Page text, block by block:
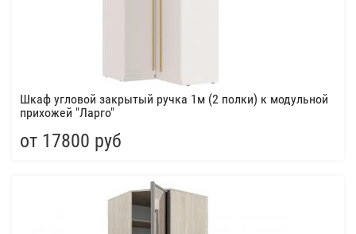
Шкаф угловой закрытый ручка 1м (2 полки) к модульной
прихожей "Ларго"
от 17800 руб